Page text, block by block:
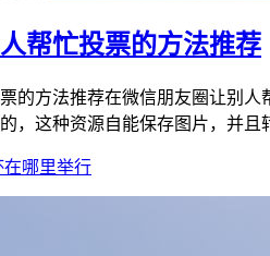
帮忙投票的方法推荐
的方法推荐在微信朋友圈让别
，这种资源自能保存图片，并且
哪里举行